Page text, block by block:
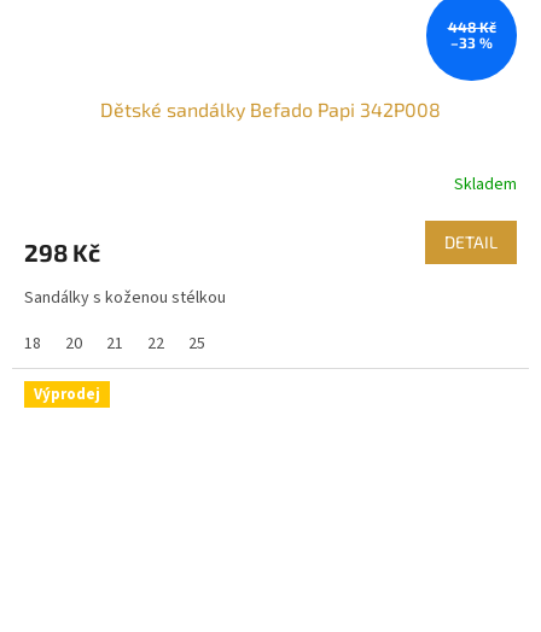
448 Kč
–33 %
Dětské sandálky Befado Papi 342P008
Skladem
298 Kč DETAIL
Sandálky s koženou stélkou
18
20 21 22 25
Výprodej